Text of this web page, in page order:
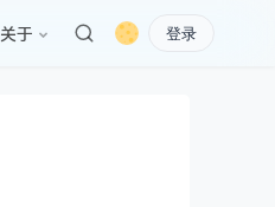
关于 登录